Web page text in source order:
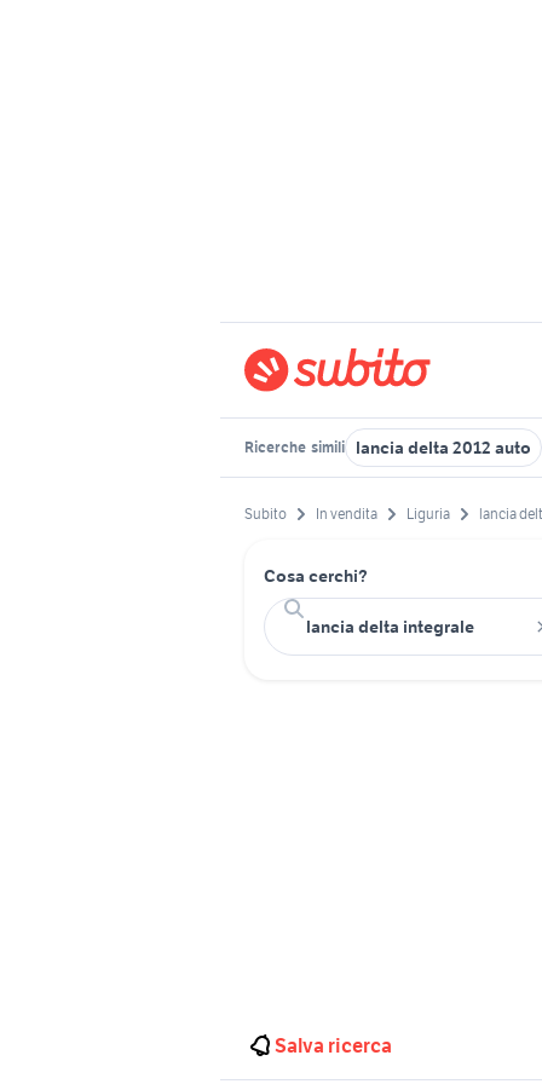
Ricerche simili lancia delta 2012 auto
Subito In vendita Liguria lancia
Cosa cerchi?
Salva ricerca